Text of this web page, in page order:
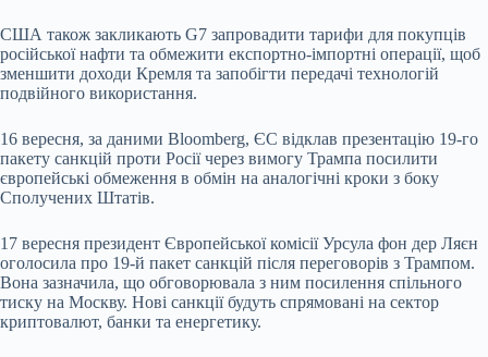
США також закликають G7 запровадити тарифи для покупців
російської нафти та обмежити експортно-імпортні операції, щоб
зменшити доходи Кремля та запобігти передачі технологій
подвійного використання.
16 вересня, за даними Bloomberg, ЄС відклав презентацію 19-го
пакету санкцій проти Росії через вимогу Трампа посилити
європейські обмеження в обмін на аналогічні кроки з боку
Сполучених Штатів.
17 вересня президент Європейської комісії Урсула фон дер Ляєн
оголосила про 19-й пакет санкцій після переговорів з Трампом.
Вона зазначила, що обговорювала з ним посилення спільного
тиску на Москву. Нові санкції будуть спрямовані на сектор
криптовалют, банки та енергетику.